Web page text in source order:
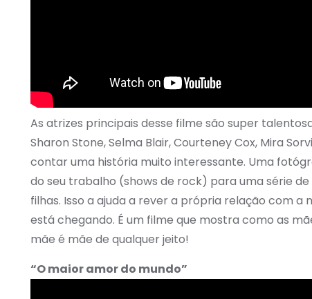
As atrizes principais desse filme são super
Sharon Stone, Selma Blair, Courteney Cox, Mira
contar uma história muito interessante. Uma
do seu trabalho (shows de rock) para uma série
filhas. Isso a ajuda a rever a própria relação com
está chegando. É um filme que mostra como as
mãe é mãe de qualquer jeito!
“O maior amor do mundo”